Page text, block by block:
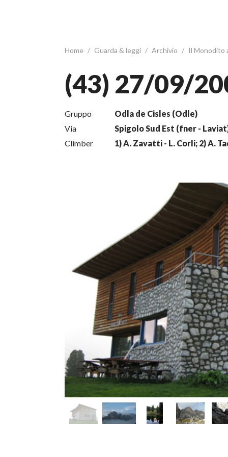
Home / Guarda & leggi / Archivio / Il Monodito
(43) 27/09/
Gruppo
Odla de Cisles (Odle)
Via
Spigolo Sud Est (fner -
Climber
1) A. Zavatti - L. Corli; 2) A.